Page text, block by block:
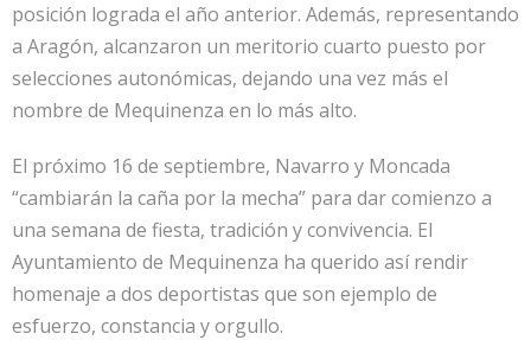
posición lograda el año anterior. Además, representando
a Aragón, alcanzaron un meritorio cuarto puesto por
selecciones autonómicas, dejando una vez más el
nombre de Mequinenza en lo más alto.
El próximo 16 de septiembre, Navarro y Moncada
“cambiarán la caña por la mecha” para dar comienzo a
una semana de fiesta, tradición y convivencia. El
Ayuntamiento de Mequinenza ha querido así rendir
homenaje a dos deportistas que son ejemplo de
esfuerzo, constancia y orgullo.